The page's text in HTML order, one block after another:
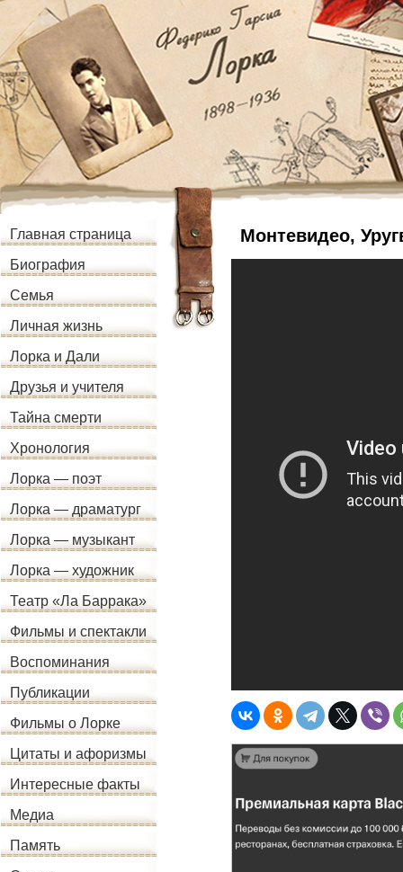
Главная страница
Биография
Семья
Личная жизнь
Лорка и Дали
Друзья и учителя
Тайна смерти
Хронология
Лорка — поэт
Лорка — драматург
Лорка — музыкант
Лорка — художник
Театр «Ла Баррака»
Фильмы и спектакли
Воспоминания
Публикации
Фильмы о Лорке
Цитаты и афоризмы
Интересные факты
Медиа
Память
Монтевидео,